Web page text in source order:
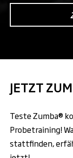
JETZT
Teste Zumba®
Probetraining!
stattfinden,